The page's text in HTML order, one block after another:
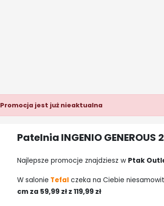
Promocja jest już nieaktualna
Patelnia INGENIO GENEROUS
Najlepsze promocje znajdziesz w Ptak
W salonie Tefalczeka na Ciebie
cm za 59,99 zł z 119,99 zł